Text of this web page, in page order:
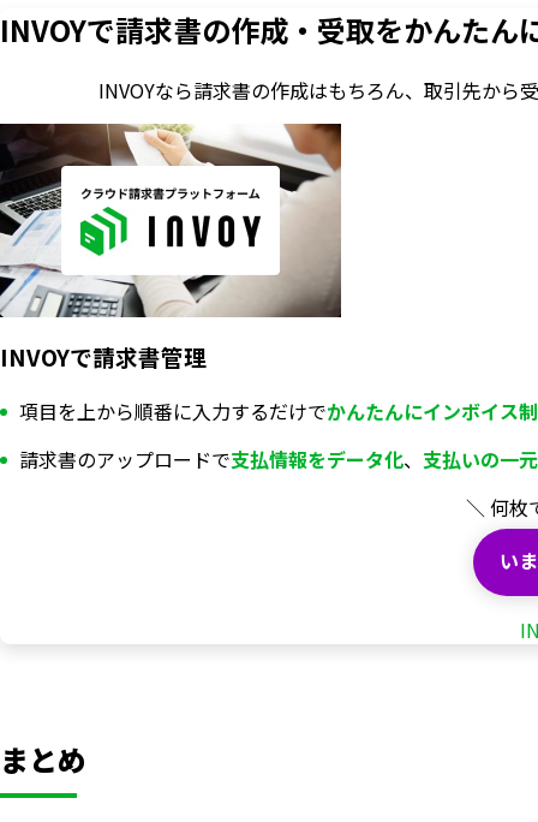
INVOYで請求書の作成・ 受取をかんたん
INVOYなら請求書の作成はもちろん、 取引先から
INVOYで請求書管理
項目を上から順番に入力するだけでかんたんにインボイス
請求書のアップロードで支払情報をデータ化、 支払いの一
＼ 何枚
い
まとめ